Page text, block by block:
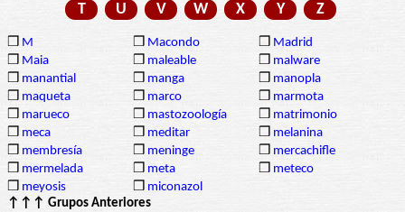
T
U V W X Y Z
❒ M ❒ Macondo ❒ Madrid
❒ Maia ❒ maleable ❒ malware
❒ manantial ❒ manga ❒ manopla
❒ maqueta ❒ marco ❒ marmota
❒ marueco ❒ mastozoología ❒ matrimonio
❒ meca ❒ meditar ❒ melanina
❒ membresía ❒ meninge ❒ mercachifle
❒ mermelada ❒ meta ❒ meteco
❒ meyosis ❒ miconazol
↑↑↑ Grupos Anteriores